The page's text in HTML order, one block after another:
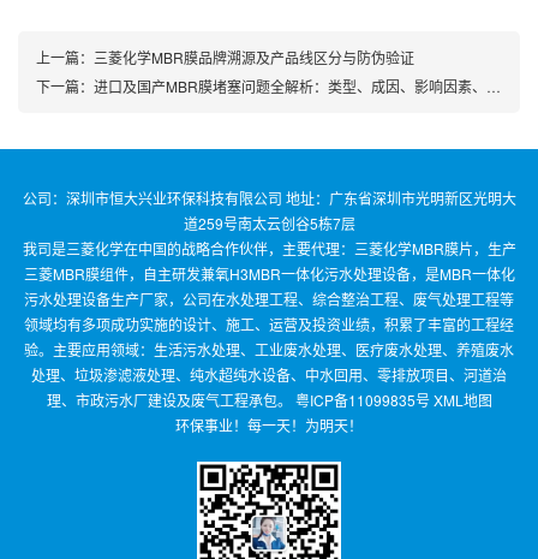
上一篇： 三菱化学MBR膜品牌溯源及产品线区分与防伪验证
下一篇： 进口及国产MBR膜堵塞问题全解析：类型、成因、影响因素、预防措施及清洗方式
公司：深圳市恒大兴业环保科技有限公司 地址：广东省深圳市光明新区光明大
道259号南太云创谷5栋7层
我司是三菱化学在中国的战略合作伙伴，主要代理：三菱化学MBR膜片，生产
三菱MBR膜组件，自主研发兼氧H3MBR一体化污水处理设备，是MBR一体化
污水处理设备生产厂家，公司在水处理工程、综合整治工程、废气处理工程等
领域均有多项成功实施的设计、施工、运营及投资业绩，积累了丰富的工程经
验。主要应用领域：生活污水处理、工业废水处理、医疗废水处理、养殖废水
处理、垃圾渗滤液处理、纯水超纯水设备、中水回用、零排放项目、河道治
理、市政污水厂建设及废气工程承包。 粤ICP备11099835号 XML地图
环保事业！每一天！为明天！